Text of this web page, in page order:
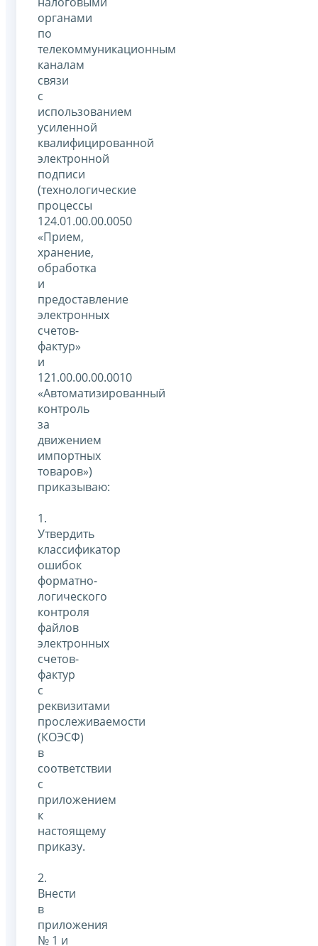
органами
по
телекоммуникационным
каналам
связи
с
использованием
усиленной
квалифицированной
электронной
подписи
(технологические
процессы
124.01.00.00.0050
«Прием,
хранение,
обработка
и
предоставление
электронных
счетов-
фактур»
и
121.00.00.00.0010
«Автоматизированный
контроль
за
движением
импортных
товаров»)
приказываю:
1.
Утвердить
классификатор
ошибок
форматно-
логического
контроля
файлов
электронных
счетов-
фактур
с
реквизитами
прослеживаемости
(КОЭСФ)
в
соответствии
с
приложением
к
настоящему
приказу.
2.
Внести
в
приложения
№ 1 и